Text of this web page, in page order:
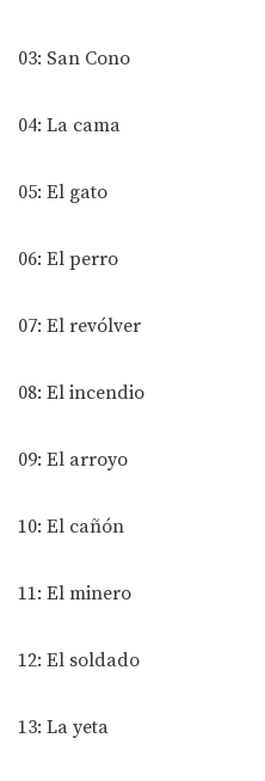
03: San Cono
04: La cama
05: El gato
06: El perro
07: El revólver
08: El incendio
09: El arroyo
10: El cañón
11: El minero
12: El soldado
13: La yeta